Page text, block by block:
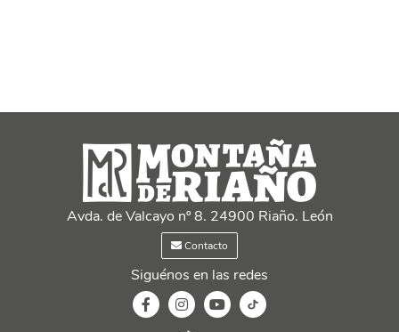
Avda. de Valcayo nº 8. 24900 Riaño. León
Contacto
Siguénos en las redes